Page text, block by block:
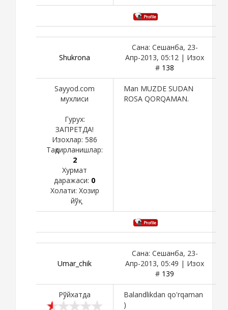
Shukronа
Сана: Сешанба, 23-
Апр-2013, 05:12 | Изох
# 138
Sayyod.com
мухлиси
Гурух:
ЗАПРЕТДА!
Изохлар: 586
Тақдирланишлар:
2
Хурмат
даражаси: 0
Холати: Хозир
йўқ
Man MUZDE SUDAN
ROSA QORQAMAN.
Umar_chik
Сана: Сешанба, 23-
Апр-2013, 05:49 | Изох
# 139
Рўйхатда
Balandlikdan qo'rqaman
)